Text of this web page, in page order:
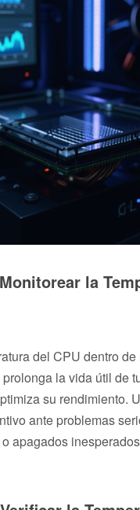
la
del CPU dentro
la vida útil de
su rendimiento.
ante problemas
apagados